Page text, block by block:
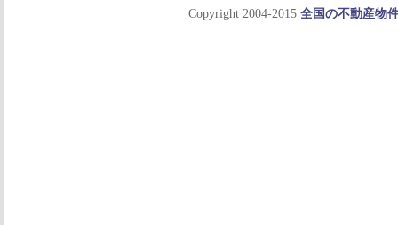
Copyright 2004-2015 全国の不動産物